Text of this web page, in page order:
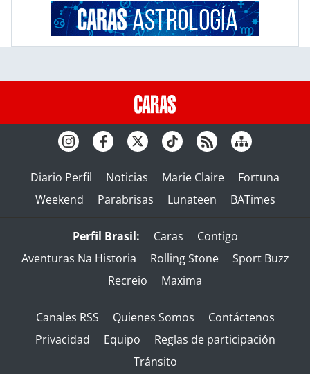
Diario Perfil Noticias Marie Claire
Fortuna
Weekend
Parabrisas Lunateen BATimes
Perfil Brasil: Caras
Contigo
Aventuras Na Historia
Rolling Stone
Sport Buzz
Recreio
Maxima
Canales RSS Quienes Somos
Contáctenos
Privacidad
Equipo
Reglas de participación
Tránsito